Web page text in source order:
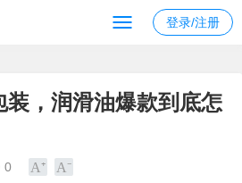
登录/注册
装，润滑油爆款到底怎
0